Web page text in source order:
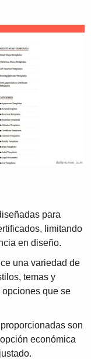
para
limitando
en diseño.
una variedad de
temas y
que se
son
económica